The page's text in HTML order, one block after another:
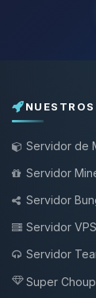
Servidor de
Servidor
Servidor
Servidor VPS
Servidor
Super